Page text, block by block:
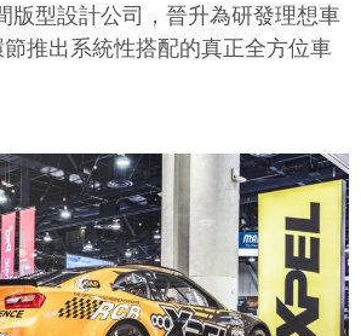
版型設計公司，晉升為研發理想車
推出系統性搭配的真正全方位車